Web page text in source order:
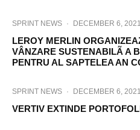
SPRINT NEWS · DECEMBER 6, 2021
LEROY MERLIN
VÂNZARE SUSTENABILÃ A
PENTRU AL SAPTELEA AN
SPRINT NEWS · DECEMBER 6, 2021
VERTIV EXTINDE